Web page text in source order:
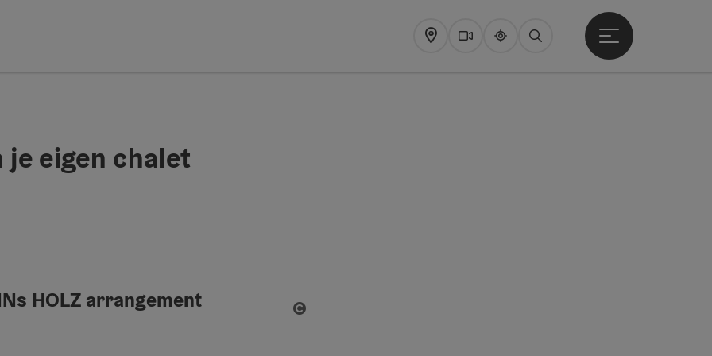
Map WebcamsUpperguide
Zoeken
Startmenu openen
eigen chalet
HOLZ arrangement